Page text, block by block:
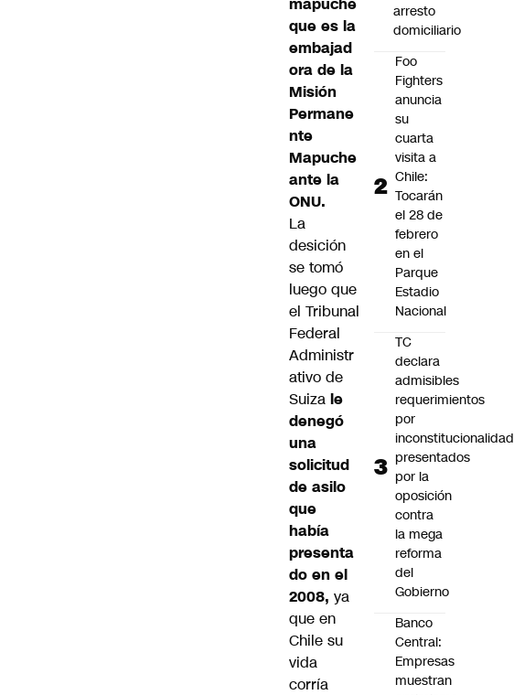
que es la
embajad
ora de la
Misión
Permane
nte
Mapuche
ante la
ONU.
La
desición
se tomó
luego que
el Tribunal
Federal
Administr
ativo de
Suiza le
denegó
una
solicitud
de asilo
que
había
presenta
do en el
2008, ya
que en
Chile su
vida
corría
arresto
domiciliario
Foo
Fighters
anuncia
su
cuarta
visita a
Chile:
Tocarán
el 28 de
febrero
en el
Parque
Estadio
Nacional
TC
declara
admisibles
requerimientos
por
inconstitucionalidad
presentados
por la
oposición
contra
la mega
reforma
del
Gobierno
Banco
Central:
Empresas
muestran